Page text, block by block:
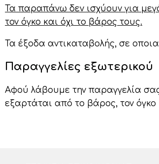
Τα παραπάνω δεν ισχύουν για
τον όγκο και όχι το βάρος τους.
Τα έξοδα αντικαταβολής, σε
Παραγγελίες εξωτερικού
Αφού λάβουμε την παραγγελία
εξαρτάται από το βάρος, τον